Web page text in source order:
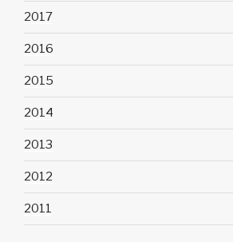
2017
2016
2015
2014
2013
2012
2011